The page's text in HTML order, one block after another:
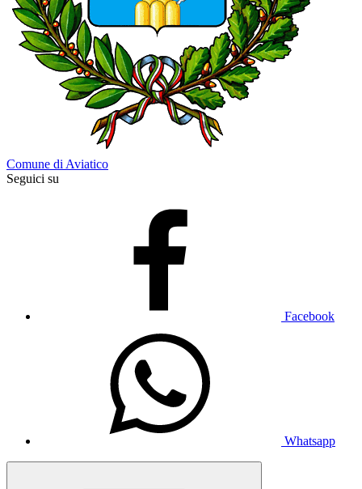
Comune di Aviatico
Seguici su
Facebook
Whatsapp